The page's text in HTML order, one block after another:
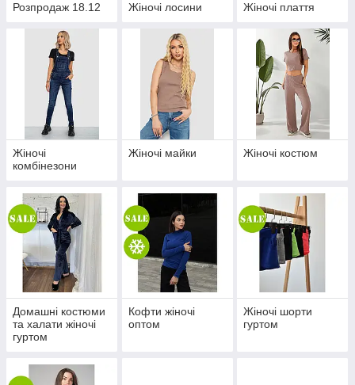
Розпродаж 18.12 Жіночі лосини Жіночі плаття
Жіночі
комбінезони
Жіночі майки Жіночі костюм
Домашні костюми
та халати жіночі
гуртом
Кофти жіночі
оптом
Жіночі шорти
гуртом